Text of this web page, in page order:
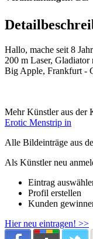
Hallo, mache seit 8
200 m Laser,
Big Apple, Frankfurt -
Mehr Künstler aus der
Erotic Menstrip in
Alle Bildeinträge aus
Als Künstler neu
Eintrag
Profil erstellen
Kunden
Hier neu eintragen! >>